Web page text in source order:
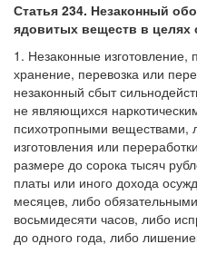
Статья 234. Незаконный
ядовитых веществ в целях
1. Незаконные изготовление,
хранение, перевозка или
незаконный сбыт
не являющихся
психотропными веществами,
изготовления или
размере до сорока тысяч
платы или иного дохода
месяцев, либо
восьмидесяти часов, либо
до одного года, либо